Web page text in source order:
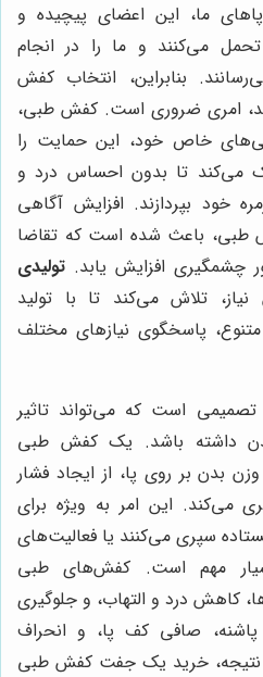
ما، این اعضای پیچیده و
می‌کنند و ما را در انجام
بنابراین، انتخاب کفش
امری ضروری است. کفش طبی،
خاص خود، این حمایت را
می‌کند تا بدون احساس درد و
خود بپردازند. افزایش آگاهی
طبی، باعث شده است که تقاضا
چشمگیری افزایش یابد. تولیدی
تلاش می‌کند تا با تولید
پاسخگوی نیازهای مختلف
است که می‌تواند تاثیر
داشته باشد. یک کفش طبی
وزن بدن بر روی پا، از ایجاد فشار
می‌کند. این امر به ویژه برای
سپری می‌کنند یا فعالیت‌های
مهم است. کفش‌های طبی
کاهش درد و التهاب، و جلوگیری
پاشنه، صافی کف پا، و انحراف
خرید یک جفت کفش طبی